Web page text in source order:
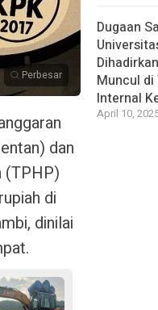
Perbesar
dan
(TPHP)
di
dinilai
Dugaan
Muncul di
Internal
April 10,